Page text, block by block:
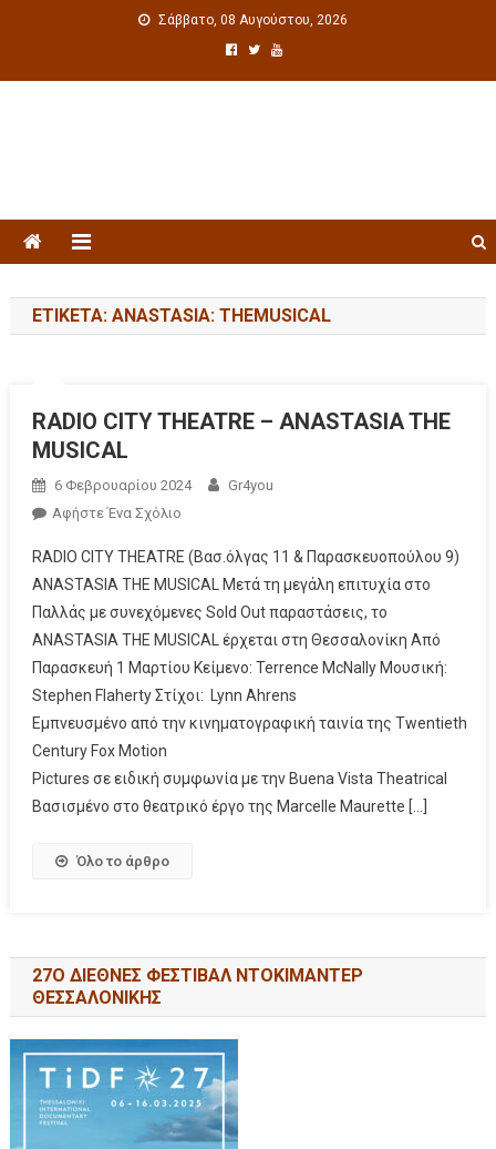
Σάββατο, 08 Αυγούστου, 2026
ΕΤΙΚΈΤΑ: ANASTASIA: THEMUSICAL
RADIO CITY THEATRE – ANASTASIA THE
MUSICAL
6 Φεβρουαρίου 2024
Gr4you
Αφήστε Ένα Σχόλιο
RADIO CITY THEATRE (Βασ.όλγας 11 & Παρασκευοπούλου 9)
ANASTASIA THE MUSICAL Μετά τη μεγάλη επιτυχία στο
Παλλάς με συνεχόμενες Sold Out παραστάσεις, το
ANASTASIA THE MUSICAL έρχεται στη Θεσσαλονίκη Aπό
Παρασκευή 1 Μαρτίου Κείμενο: Terrence McNally Μουσική:
Stephen Flaherty Στίχοι: Lynn Ahrens
Εμπνευσμένο από την κινηματογραφική ταινία της Twentieth
Century Fox Motion
Pictures σε ειδική συμφωνία με την Buena Vista Theatrical
Βασισμένο στο θεατρικό έργο της Marcelle Maurette […]
Όλο το άρθρο
27Ο ΔΙΕΘΝΕΣ ΦΕΣΤΙΒΑΛ ΝΤΟΚΙΜΑΝΤΕΡ
ΘΕΣΣΑΛΟΝΙΚΗΣ